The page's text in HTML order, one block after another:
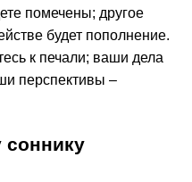
помечены; другое
будет пополнение.
к печали; ваши дела
перспективы –